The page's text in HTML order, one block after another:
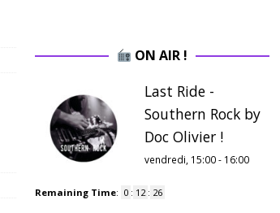
ON AIR !
Last Ride -
Southern Rock by
Doc Olivier !
vendredi, 15:00 - 16:00
Remaining Time: 0 : 12 : 24